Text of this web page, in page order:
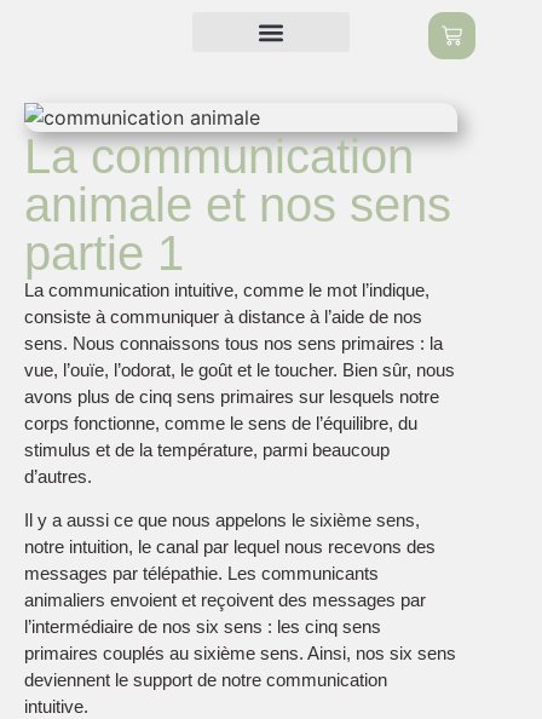
La communication
animale et nos sens
partie 1
La communication intuitive, comme le mot l’indique,
consiste à communiquer à distance à l’aide de nos
sens. Nous connaissons tous nos sens primaires : la
vue, l’ouïe, l’odorat, le goût et le toucher. Bien sûr, nous
avons plus de cinq sens primaires sur lesquels notre
corps fonctionne, comme le sens de l’équilibre, du
stimulus et de la température, parmi beaucoup
d’autres.
Il y a aussi ce que nous appelons le sixième sens,
notre intuition, le canal par lequel nous recevons des
messages par télépathie. Les communicants
animaliers envoient et reçoivent des messages par
l’intermédiaire de nos six sens : les cinq sens
primaires couplés au sixième sens. Ainsi, nos six sens
deviennent le support de notre communication
intuitive.